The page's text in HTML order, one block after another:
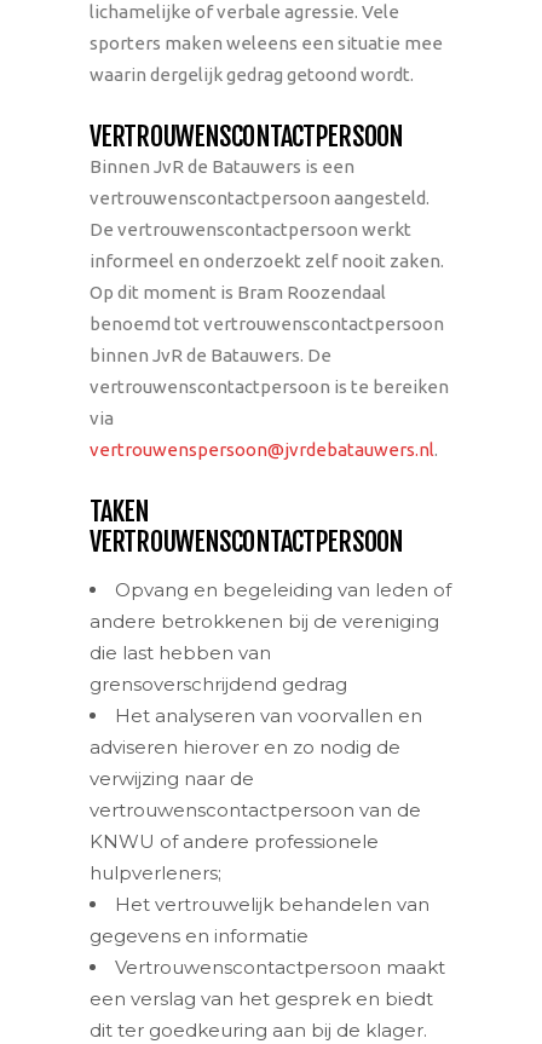
lichamelijke of verbale agressie. Vele
sporters maken weleens een situatie mee
waarin dergelijk gedrag getoond wordt.
VERTROUWENSCONTACTPERSOON
Binnen JvR de Batauwers is een
vertrouwenscontactpersoon aangesteld.
De vertrouwenscontactpersoon werkt
informeel en onderzoekt zelf nooit zaken.
Op dit moment is Bram Roozendaal
benoemd tot vertrouwenscontactpersoon
binnen JvR de Batauwers. De
vertrouwenscontactpersoon is te bereiken
via
vertrouwenspersoon@jvrdebatauwers.nl.
TAKEN
VERTROUWENSCONTACTPERSOON
Opvang en begeleiding van leden of
andere betrokkenen bij de vereniging
die last hebben van
grensoverschrijdend gedrag
Het analyseren van voorvallen en
adviseren hierover en zo nodig de
verwijzing naar de
vertrouwenscontactpersoon van de
KNWU of andere professionele
hulpverleners;
Het vertrouwelijk behandelen van
gegevens en informatie
Vertrouwenscontactpersoon maakt
een verslag van het gesprek en biedt
dit ter goedkeuring aan bij de klager.